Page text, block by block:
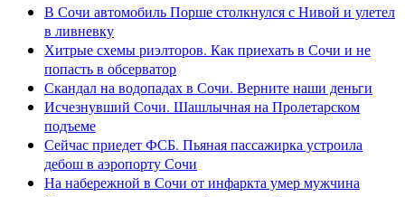
В Сочи автомобиль Порше столкнулся с Нивой и улетел
в ливневку
Хитрые схемы риэлторов. Как приехать в Сочи и не
попасть в обсерватор
Скандал на водопадах в Сочи. Верните наши деньги
Исчезнувший Сочи. Шашлычная на Пролетарском
подъеме
Сейчас приедет ФСБ. Пьяная пассажирка устроила
дебош в аэропорту Сочи
На набережной в Сочи от инфаркта умер мужчина